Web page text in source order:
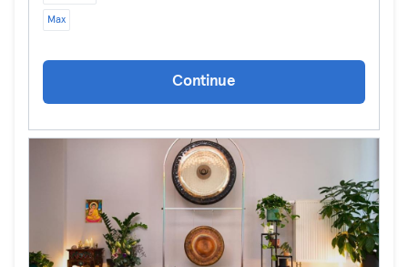
Max
Continue